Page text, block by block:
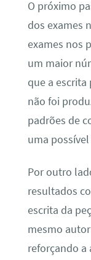
O próximo
dos exames
exames nos
um maior
que a
não foi
padrões de
uma
Por outro
resultados
escrita da
mesmo
reforçando